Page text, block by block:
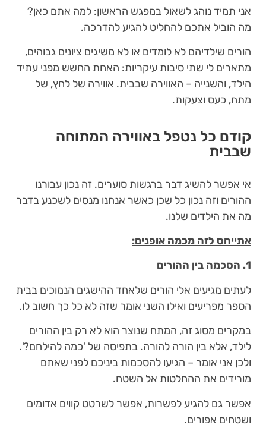
אני תמיד נוהג לשאול במפגש הראשון: למה אתם כאן?
מה הוביל אתכם להחליט להגיע להדרכה.
הורים שילדיהם לא לומדים או לא משיגים ציונים גבוהים,
מתארים לי שתי סיבות עיקריות: האחת החשש מפני עתיד
הילד, והשנייה – האווירה שבבית. אווירה של לחץ, של
מתח, כעס וצעקות.
קודם כל נטפל באווירה המתוחה
שבבית
אי אפשר להשיג דבר ברגשות סוערים. זה נכון עבורנו
ההורים וזה נכון כל שכן כאשר אנחנו מנסים לשכנע בדבר
מה את הילדים שלנו.
אתייחס לזה מכמה אופנים:
1. הסכמה בין ההורים
לעתים מגיעים אלי הורים שלאחד ההישגים הנמוכים בבית
הספר מפריעים ואילו השני אומר שזה לא כל כך חשוב לו.
במקרים מסוג זה, המתח שנוצר הוא לא רק בין ההורים
לילד, אלא בין הורה להורה. בתפיסה של 'כמה להילחם?'.
ולכן אני אומר – הגיעו להסכמות ביניכם לפני שאתם
מורידים את ההחלטות אל השטח.
אפשר גם להגיע לפשרות, אפשר לשרטט קווים אדומים
ושטחים אפורים.